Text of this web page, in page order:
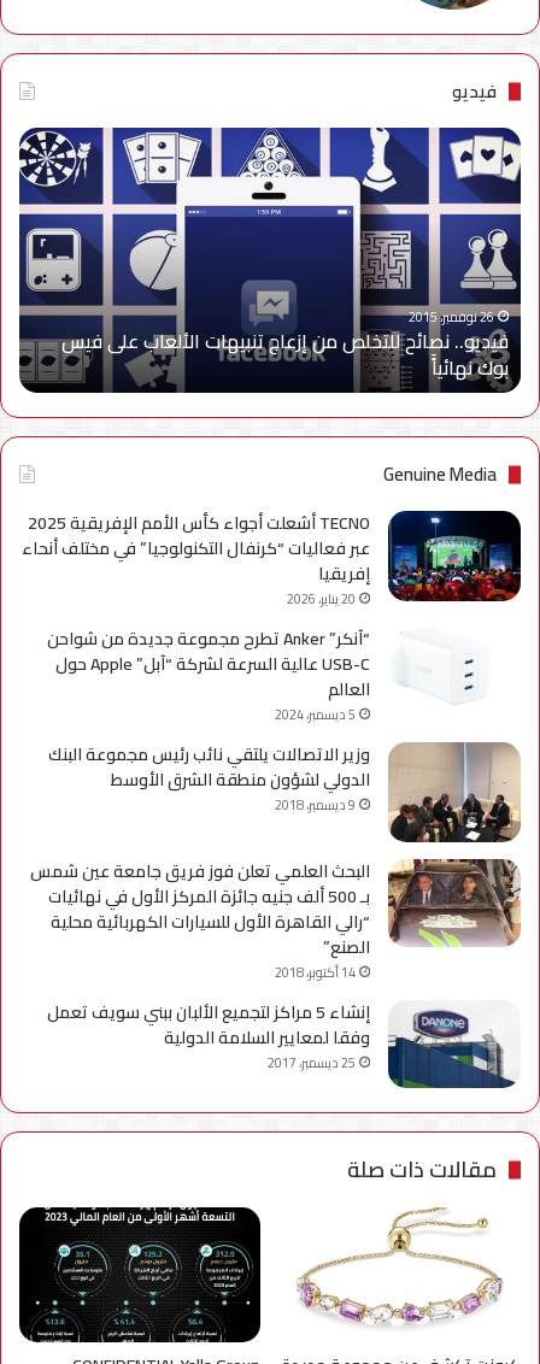
فيديو
فيديو..
نصائح
للتخلص
من
إزعاج
تنبيهات
الألعاب
على
فيس
بوك
نهائياًَ
26 نوفمبر، 2015
فيديو.. نصائح للتخلص من إزعاج تنبيهات الألعاب على فيس
بوك نهائياًَ
Genuine Media
TECNO أشعلت أجواء كأس الأمم الإفريقية 2025
عبر فعاليات “كرنفال التكنولوجيا” في مختلف أنحاء
إفريقيا
20 يناير، 2026
“آنكر” Anker تطرح مجموعة جديدة من شواحن
USB-C عالية السرعة لشركة “آبل” Apple حول
العالم
5 ديسمبر، 2024
وزير الاتصالات يلتقي نائب رئيس مجموعة البنك
الدولي لشؤون منطقة الشرق الأوسط
9 ديسمبر، 2018
البحث العلمي تعلن فوز فريق جامعة عين شمس
بـ 500 ألف جنيه جائزة المركز الأول في نهائيات
“رالي القاهرة الأول للسيارات الكهربائية محلية
الصنع”
14 أكتوبر، 2018
إنشاء 5 مراكز لتجميع الألبان ببني سويف تعمل
وفقا لمعايير السلامة الدولية
25 ديسمبر، 2017
مقالات ذات صلة